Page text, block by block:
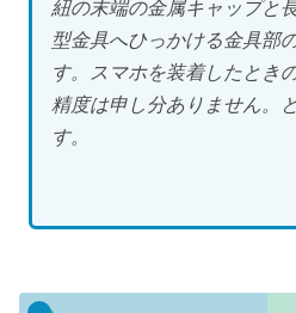
紐の末端の金属キャップと
型金具へひっかける金具部
す。スマホを装着したとき
精度は申し分ありません。
す。